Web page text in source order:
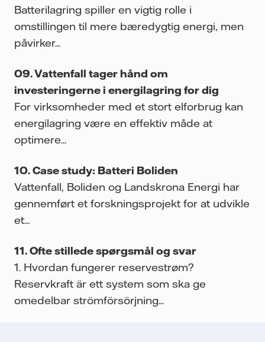
Batterilagring spiller en vigtig rolle i
omstillingen til mere bæredygtig energi, men
påvirker...
Vattenfall tager hånd om
investeringerne i energilagring for dig
For virksomheder med et stort elforbrug kan
energilagring være en effektiv måde at
optimere...
Case study: Batteri Boliden
Vattenfall, Boliden og Landskrona Energi har
gennemført et forskningsprojekt for at udvikle
et...
Ofte stillede spørgsmål og svar
1. Hvordan fungerer reservestrøm?
Reservkraft är ett system som ska ge
omedelbar strömförsörjning...